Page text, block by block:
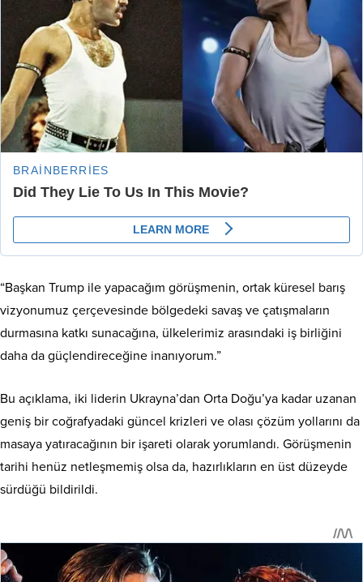
“Başkan Trump ile yapacağım görüşmenin, ortak küresel barış
vizyonumuz çerçevesinde bölgedeki savaş ve çatışmaların
durmasına katkı sunacağına, ülkelerimiz arasındaki iş birliğini
daha da güçlendireceğine inanıyorum.”
Bu açıklama, iki liderin Ukrayna’dan Orta Doğu’ya kadar uzanan
geniş bir coğrafyadaki güncel krizleri ve olası çözüm yollarını da
masaya yatıracağının bir işareti olarak yorumlandı. Görüşmenin
tarihi henüz netleşmemiş olsa da, hazırlıkların en üst düzeyde
sürdüğü bildirildi.